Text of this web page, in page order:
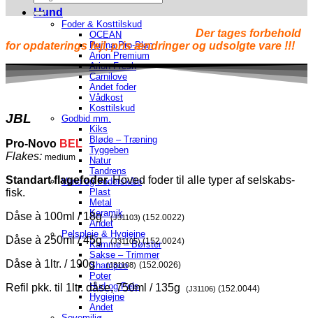
Hund
Foder & Kosttilskud
OCEAN
Purina Pro-Plan
Arion Premium
Arion Fresh
Carnilove
Andet foder
Vådkost
Kosttilskud
Godbid mm.
Kiks
Bløde – Træning
Tyggeben
Natur
Tandrens
Vand og Foderskåle
Plast
Metal
Keramik
Andet
Pelspleje & Hygiejne
Kamme – Børster
Sakse – Trimmer
Shampoo
Poter
Hud og Pels
Hygiejne
Andet
Der tages forbehold
for opdaterings fejl, pris ændringer og udsolgte vare !!!
JBL
Pro-Novo BEL
Flakes: medium
Standart flagefoder.Hoved foder til alle typer af selskabs-
fisk.
Dåse à 100ml / 18g(J31103) (152.0022)
Dåse à 250ml / 45g(J31105)(152.0024)
Dåse à 1ltr. / 190g(J31108) (152.0026)
Refil pkk. til 1ltr. dåse, 750ml / 135g (J31106) (152.0044)